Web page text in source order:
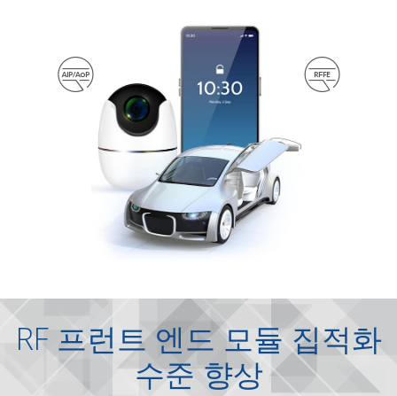
IoT 스마트 기기
모바일
데이터 시트
AiP/AoP
DSMBGA
WLSiP/WL3D
IoT 스마트 기기
모바일
데이터 시트
AiP/AoP
DSMBGA
WLSiP/WL3D
RF 프런트 엔드 모듈 집적화
수준 향상